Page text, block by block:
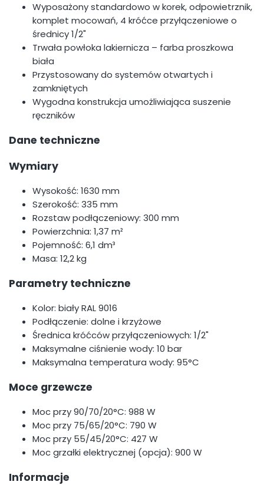
Wyposażony standardowo w korek, odpowietrznik,
komplet mocowań, 4 króćce przyłączeniowe o
średnicy 1/2"
Trwała powłoka lakiernicza – farba proszkowa
biała
Przystosowany do systemów otwartych i
zamkniętych
Wygodna konstrukcja umożliwiająca suszenie
ręczników
Dane techniczne
Wymiary
Wysokość: 1630 mm
Szerokość: 335 mm
Rozstaw podłączeniowy: 300 mm
Powierzchnia: 1,37 m²
Pojemność: 6,1 dm³
Masa: 12,2 kg
Parametry techniczne
Kolor: biały RAL 9016
Podłączenie: dolne i krzyżowe
Średnica króćców przyłączeniowych: 1/2"
Maksymalne ciśnienie wody: 10 bar
Maksymalna temperatura wody: 95°C
Moce grzewcze
Moc przy 90/70/20°C: 988 W
Moc przy 75/65/20°C: 790 W
Moc przy 55/45/20°C: 427 W
Moc grzałki elektrycznej (opcja): 900 W
Informacje